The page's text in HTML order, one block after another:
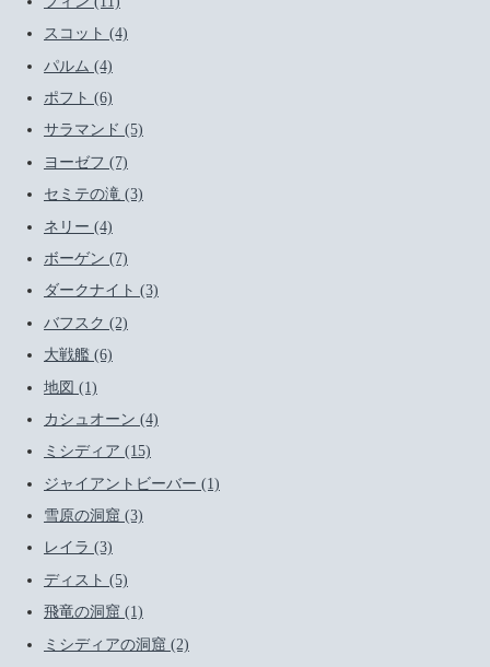
スコット (4)
パルム (4)
ポフト (6)
サラマンド (5)
ヨーゼフ (7)
セミテの滝 (3)
ネリー (4)
ボーゲン (7)
ダークナイト (3)
バフスク (2)
大戦艦 (6)
地図 (1)
カシュオーン (4)
ミシディア (15)
ジャイアントビーバー (1)
雪原の洞窟 (3)
レイラ (3)
ディスト (5)
飛竜の洞窟 (1)
ミシディアの洞窟 (2)